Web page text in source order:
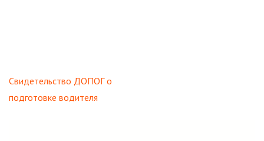
Навигация
по
Свидетельство ДОПОГ о
подготовке водителя